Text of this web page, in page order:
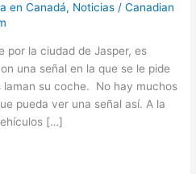
en Canadá, Noticias /Canadian
por la ciudad de Jasper, es
una señal en la que se le pide
laman su coche. No hay muchos
pueda ver una señal así. A la
[…]